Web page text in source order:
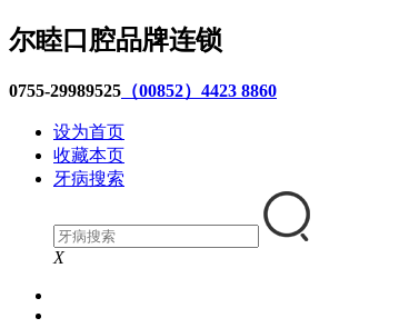
尔睦口腔品牌连锁
0755-29989525 （00852）4423 8860
设为首页
收藏本页
牙病搜索
X